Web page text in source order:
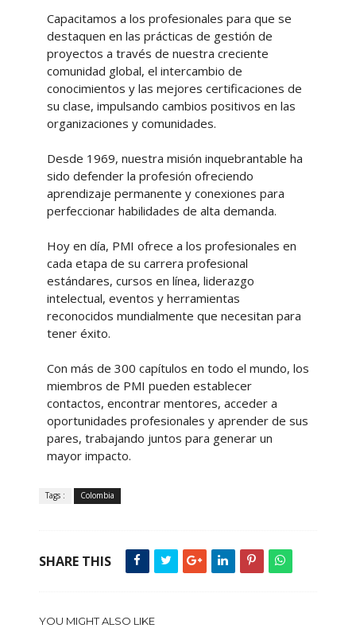
Capacitamos a los profesionales para que se
destaquen en las prácticas de gestión de
proyectos a través de nuestra creciente
comunidad global, el intercambio de
conocimientos y las mejores certificaciones de
su clase, impulsando cambios positivos en las
organizaciones y comunidades.
Desde 1969, nuestra misión inquebrantable ha
sido defender la profesión ofreciendo
aprendizaje permanente y conexiones para
perfeccionar habilidades de alta demanda.
Hoy en día, PMI ofrece a los profesionales en
cada etapa de su carrera profesional
estándares, cursos en línea, liderazgo
intelectual, eventos y herramientas
reconocidos mundialmente que necesitan para
tener éxito.
Con más de 300 capítulos en todo el mundo, los
miembros de PMI pueden establecer
contactos, encontrar mentores, acceder a
oportunidades profesionales y aprender de sus
pares, trabajando juntos para generar un
mayor impacto.
Tags : Colombia
SHARE THIS
YOU MIGHT ALSO LIKE